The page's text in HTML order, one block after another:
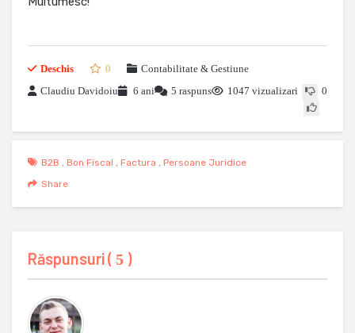
Deschis 0
Contabilitate & Gestiune
Claudiu Davidoiu
6 ani 5 raspuns 1047 vizualizari 0
B2B , Bon Fiscal , Factura , Persoane Juridice
Share
Răspunsuri ( 5 )